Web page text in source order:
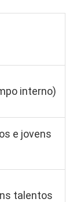
interno)
e jovens
talentos